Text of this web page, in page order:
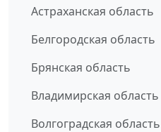
Астраханская область
Белгородская область
Брянская область
Владимирская область
Волгоградская область